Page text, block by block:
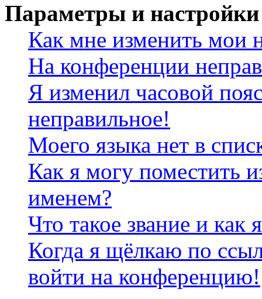
Параметры и настройки
Как мне изменить мои
На конференции
Я изменил часовой
неправильное!
Моего языка нет в
Как я могу поместить
именем?
Что такое звание и как
Когда я щёлкаю по
войти на конференцию!